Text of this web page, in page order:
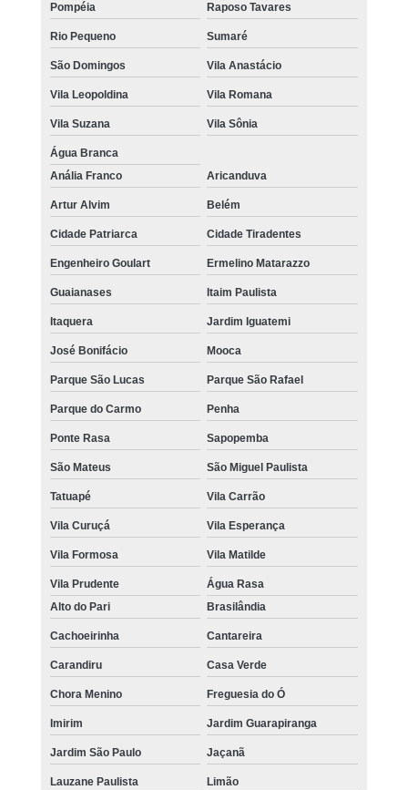
Pompéia Raposo Tavares
Rio Pequeno Sumaré
São Domingos Vila Anastácio
Vila Leopoldina Vila Romana
Vila Suzana Vila Sônia
Água Branca
Anália Franco
Aricanduva
Artur Alvim Belém
Cidade Patriarca Cidade Tiradentes
Engenheiro Goulart Ermelino Matarazzo
Guaianases Itaim Paulista
Itaquera Jardim Iguatemi
José Bonifácio Mooca
Parque São Lucas Parque São Rafael
Parque do Carmo Penha
Ponte Rasa Sapopemba
São Mateus São Miguel Paulista
Tatuapé Vila Carrão
Vila Curuçá Vila Esperança
Vila Formosa Vila Matilde
Vila Prudente
Água Rasa
Alto do Pari
Brasilândia
Cachoeirinha Cantareira
Carandiru Casa Verde
Chora Menino Freguesia do Ó
Imirim Jardim Guarapiranga
Jardim São Paulo Jaçanã
Lauzane Paulista Limão